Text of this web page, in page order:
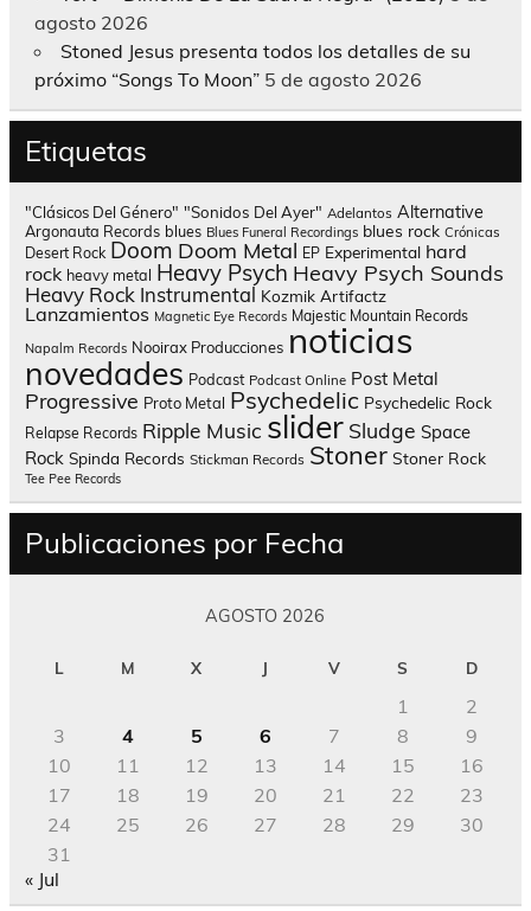
agosto 2026
Stoned Jesus presenta todos los detalles de su
próximo “Songs To Moon” 5 de agosto 2026
Etiquetas
"Clásicos Del Género" "Sonidos Del Ayer" Adelantos Alternative
Argonauta Records blues Blues Funeral Recordings blues rock Crónicas
Desert Rock Doom Doom Metal EP Experimental hard
rock heavy metal Heavy Psych Heavy Psych Sounds
Heavy Rock Instrumental Kozmik Artifactz
Lanzamientos Magnetic Eye Records Majestic Mountain Records
Napalm Records Nooirax Producciones noticias
novedades Podcast Podcast Online Post Metal
Progressive Proto Metal Psychedelic Psychedelic Rock
Relapse Records Ripple Music slider Sludge Space
Rock Spinda Records Stickman Records Stoner Stoner Rock
Tee Pee Records
Publicaciones por Fecha
AGOSTO 2026
L M X J V S D
1
2
3
4 5 6 7 8
9
10
11 12 13 14 15
16
17
18 19 20 21 22
23
24
25 26 27 28 29
30
31
« Jul